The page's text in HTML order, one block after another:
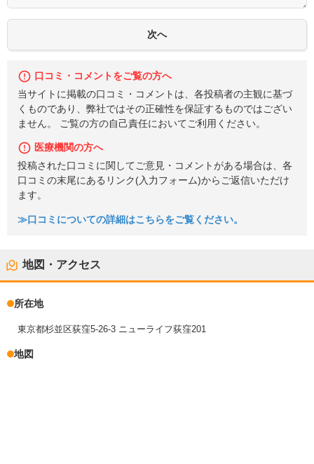
口コミ・コメントをご覧の方へ
当サイトに掲載の口コミ・コメントは、各投稿者の主観に基づ
くものであり、弊社ではその正確性を保証するものではござい
ません。 ご覧の方の自己責任においてご利用ください。
医療機関の方へ
投稿された口コミに関してご意見・コメントがある場合は、各
口コミの末尾にあるリンク(入力フォーム)からご返信いただけ
ます。
≫口コミについての詳細はこちらをご覧ください。
地図・アクセス
所在地
東京都杉並区荻窪5-26-3 ニューライフ荻窪201
地図